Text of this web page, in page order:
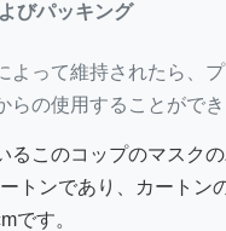
びパッキング
よって維持されたら、
らの使用することができ
るこのコップのマスク
トンであり、カートン
です。